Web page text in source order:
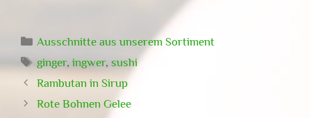
Kategorien
Ausschnitte aus unserem Sortiment
Schlagwörter
ginger,ingwer,sushi
Rambutan in Sirup
Rote Bohnen Gelee